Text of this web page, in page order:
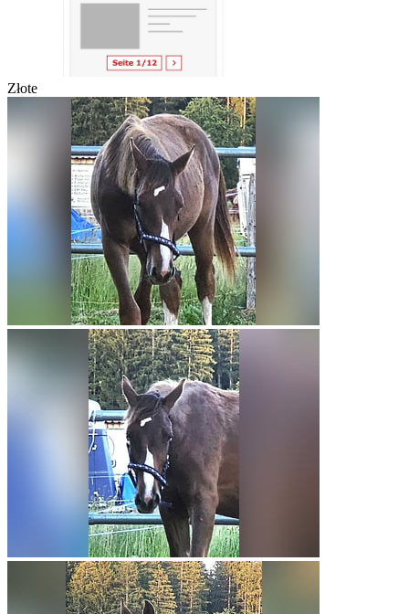
Złote